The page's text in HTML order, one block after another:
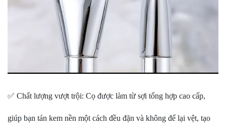
✅ Chất lượng vượt trội: Cọ được làm từ sợi tổng hợp cao cấp,
giúp bạn tán kem nền một cách đều đặn và không để lại vệt, tạo